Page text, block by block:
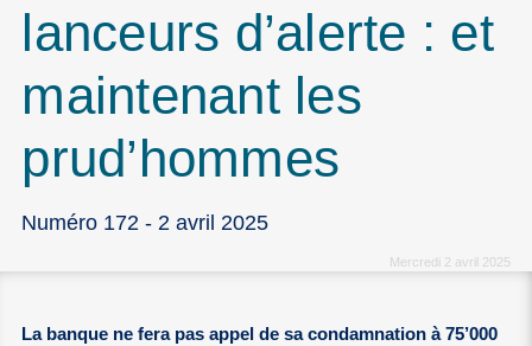
lanceurs d’alerte : et
maintenant les
prud’hommes
Numéro 172 - 2 avril 2025
Mercredi 2 avril 2025
La banque ne fera pas appel de sa condamnation à 75’000